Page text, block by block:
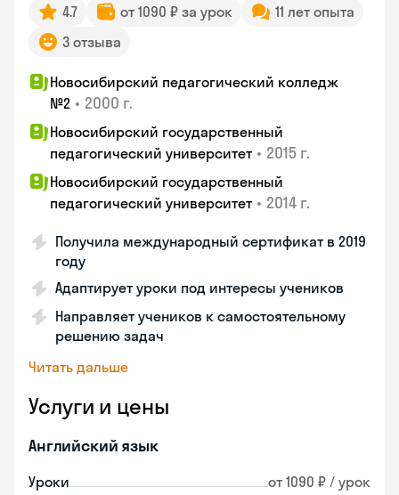
4.7 от 1090 ₽ за урок
11 лет опыта
3 отзыва
Новосибирский педагогический колледж
№2 • 2000 г.
Новосибирский государственный
педагогический университет • 2015 г.
Новосибирский государственный
педагогический университет • 2014 г.
Получила международный сертификат в 2019
году
Адаптирует уроки под интересы учеников
Направляет учеников к самостоятельному
решению задач
Читать дальше
Услуги и цены
Английский язык
Уроки от 1090 ₽ / урок